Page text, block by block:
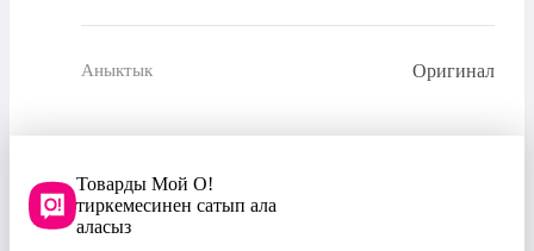
Аныктык Оригинал
Товарды Мой О!
тиркемесинен сатып ала
аласыз